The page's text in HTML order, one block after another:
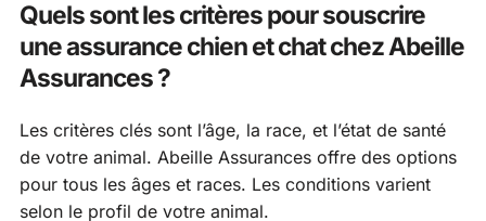
Quels sont les critères pour souscrire
une assurance chien et chat chez Abeille
Assurances ?
Les critères clés sont l’âge, la race, et l’état de santé
de votre animal. Abeille Assurances offre des options
pour tous les âges et races. Les conditions varient
selon le profil de votre animal.